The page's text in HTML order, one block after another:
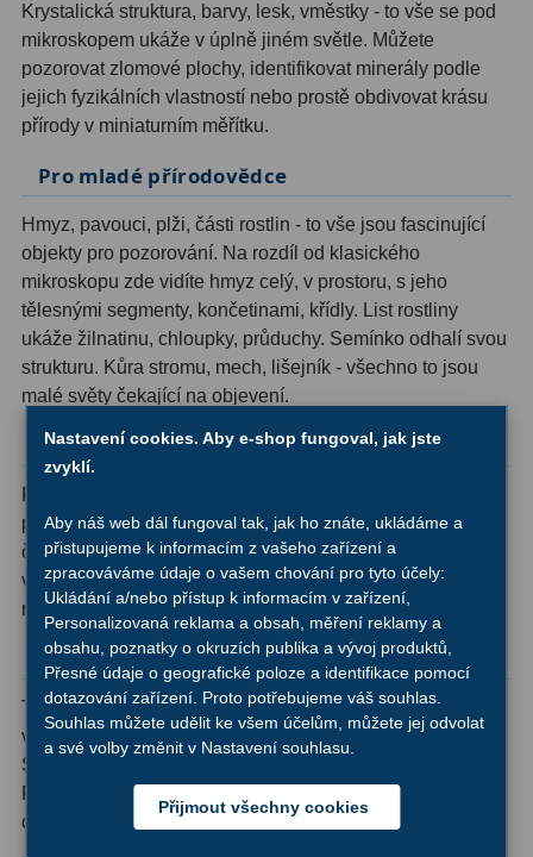
Filtry IR-Block
Filtry Clip5
Filtry CCD Hα, OIII7
Filtrová kola a rámy16
Rovnače a reduktory13
Pointace7
Zaostřovací masky
ADC, Tilting14
Komponenty
Helical výtahy11
Okulárové výtahy44
Primární zrcadla 9
Sekundární zrcadla6
Adaptéry k okulárovým
Pozorovací dalekohledy50
Krystalická struktura, barvy, lesk, vměstky - to vše se pod
mikroskopem ukáže v úplně jiném světle. Můžete
pozorovat zlomové plochy, identifikovat minerály podle
jejich fyzikálních vlastností nebo prostě obdivovat krásu
přírody v miniaturním měřítku.
Pro mladé přírodovědce
Hmyz, pavouci, plži, části rostlin - to vše jsou fascinující
objekty pro pozorování. Na rozdíl od klasického
mikroskopu zde vidíte hmyz celý, v prostoru, s jeho
tělesnými segmenty, končetinami, křídly. List rostliny
ukáže žilnatinu, chloupky, průduchy. Semínko odhalí svou
strukturu. Kůra stromu, mech, lišejník - všechno to jsou
malé světy čekající na objevení.
Pro kutily a elektroniky
plošných spojů, montáž drobných dílů - při všech těchto
činnostech oceníte zvětšení a prostorové vidění. Pracovní
vzdálenost 80 mm poskytuje dostatek prostoru pro práci s
nástroji pod mikroskopem.
Pro všechny zvídavé
Textilie - struktura tkaniny, jednotlivá vlákna. Papír -
vlákna, způsob výroby. Peníze - bezpečnostní prvky.
Šperky - kvalita zpracování. Fotografie - struktura tisku.
Potraviny - krystaly soli a cukru, struktura chleba. Cokoliv,
co vás napadne!
Nastavení cookies. Aby e-shop fungoval, jak jste
zvyklí.
Aby náš web dál fungoval tak, jak ho znáte, ukládáme a
přistupujeme k informacím z vašeho zařízení a
zpracováváme údaje o vašem chování pro tyto účely:
Ukládání a/nebo přístup k informacím v zařízení,
Personalizovaná reklama a obsah, měření reklamy a
obsahu, poznatky o okruzích publika a vývoj produktů,
Přesné údaje o geografické poloze a identifikace pomocí
dotazování zařízení. Proto potřebujeme váš souhlas.
Souhlas můžete udělit ke všem účelům, můžete jej odvolat
a své volby změnit v Nastavení souhlasu.
Přijmout všechny cookies